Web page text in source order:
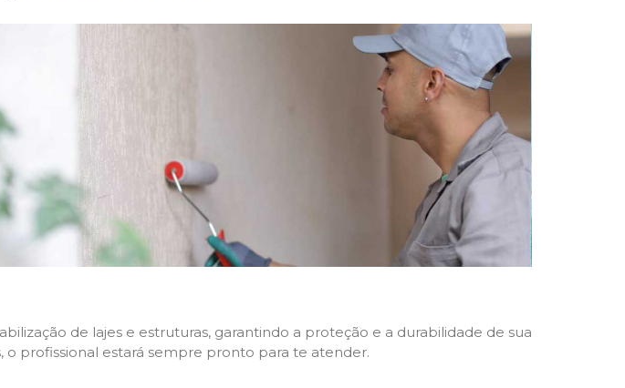
de lajes e estruturas, garantindo a proteção e a durabilidade de sua
o profissional estará sempre pronto para te atender.